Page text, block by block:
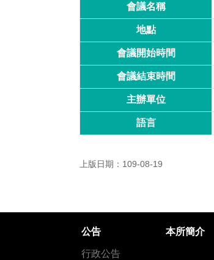
會議名稱
地點
會議開始時間
會議結束時間
主辦單位
語言
上版日期：109-08-19
公告
行政公告
本所簡介